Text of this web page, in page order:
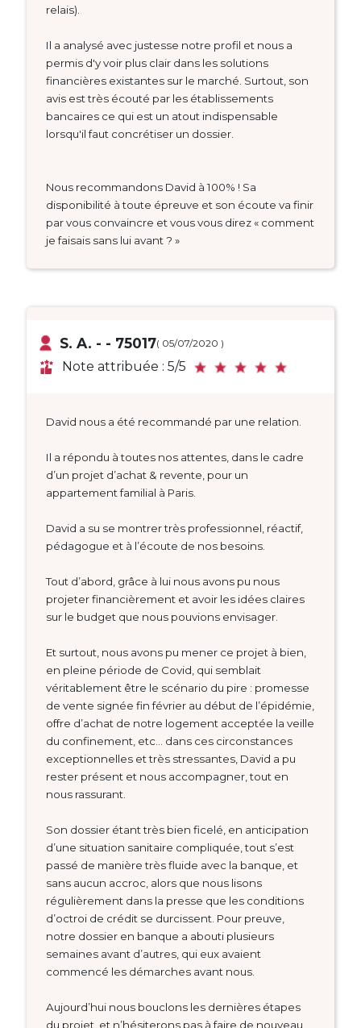
relais).
Il a analysé avec justesse notre profil et nous a
permis d'y voir plus clair dans les solutions
financières existantes sur le marché. Surtout, son
avis est très écouté par les établissements
bancaires ce qui est un atout indispensable
lorsqu'il faut concrétiser un dossier.
Nous recommandons David à 100% ! Sa
disponibilité à toute épreuve et son écoute va finir
par vous convaincre et vous vous direz « comment
je faisais sans lui avant ? »
S. A. - - 75017( 05/07/2020 )
Note attribuée : 5/5
David nous a été recommandé par une relation.
Il a répondu à toutes nos attentes, dans le cadre
d’un projet d’achat & revente, pour un
appartement familial à Paris.
David a su se montrer très professionnel, réactif,
pédagogue et à l’écoute de nos besoins.
Tout d’abord, grâce à lui nous avons pu nous
projeter financièrement et avoir les idées claires
sur le budget que nous pouvions envisager.
Et surtout, nous avons pu mener ce projet à bien,
en pleine période de Covid, qui semblait
véritablement être le scénario du pire : promesse
de vente signée fin février au début de l’épidémie,
offre d’achat de notre logement acceptée la veille
du confinement, etc… dans ces circonstances
exceptionnelles et très stressantes, David a pu
rester présent et nous accompagner, tout en
nous rassurant.
Son dossier étant très bien ficelé, en anticipation
d’une situation sanitaire compliquée, tout s’est
passé de manière très fluide avec la banque, et
sans aucun accroc, alors que nous lisons
régulièrement dans la presse que les conditions
d’octroi de crédit se durcissent. Pour preuve,
notre dossier en banque a abouti plusieurs
semaines avant d’autres, qui eux avaient
commencé les démarches avant nous.
Aujourd’hui nous bouclons les dernières étapes
du projet, et n’hésiterons pas à faire de nouveau